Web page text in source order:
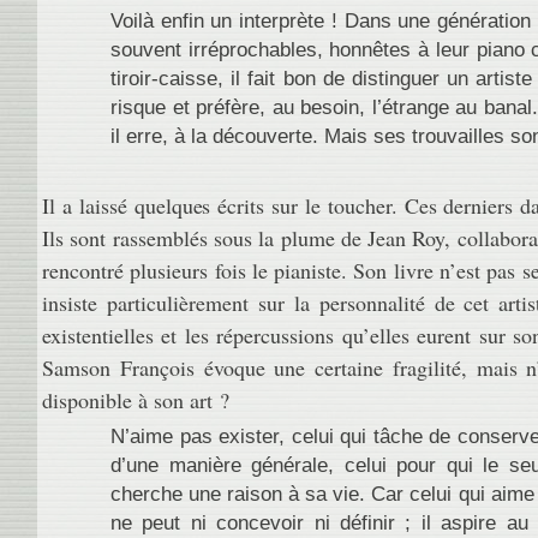
Voilà enfin un interprète ! Dans une
souvent irréprochables, honnêtes à leur piano
tiroir-caisse, il fait bon de distinguer un
risque et préfère, au besoin, l’étrange au
il erre, à la découverte. Mais ses trouvailles
Il a laissé quelques écrits sur le toucher. Ces derniers
Ils sont rassemblés sous la plume de Jean Roy,
rencontré plusieurs fois le pianiste. Son livre n’est pas
insiste particulièrement sur la personnalité de cet
existentielles et les répercussions qu’elles eurent sur
Samson François évoque une certaine fragilité, mais
disponible à son art ?
N’aime pas exister, celui qui tâche de
d’une manière générale, celui pour qui le
cherche une raison à sa vie. Car celui qui aime
ne peut ni concevoir ni définir ; il aspire au